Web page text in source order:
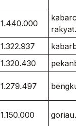
1.440.000
1.322.937
1.320.430
1.279.497
1.150.000